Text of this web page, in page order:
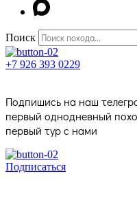
Поиск
+7 926 393 0229
Подпишись на наш
первый однодневный
первый тур с нами
Подписаться